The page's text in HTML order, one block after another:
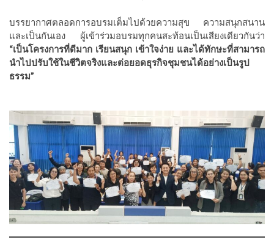
บรรยากาศตลอดการอบรมเต็มไปด้วยความสุข ความสนุกสนาน
และเป็นกันเอง ผู้เข้าร่วมอบรมทุกคนสะท้อนเป็นเสียงเดียวกันว่า
“เป็นโครงการที่ดีมาก เรียนสนุก เข้าใจง่าย และได้ทักษะที่สามารถ
นำไปปรับใช้ในชีวิตจริงและต่อยอดธุรกิจชุมชนได้อย่างเป็นรูป
ธรรม”